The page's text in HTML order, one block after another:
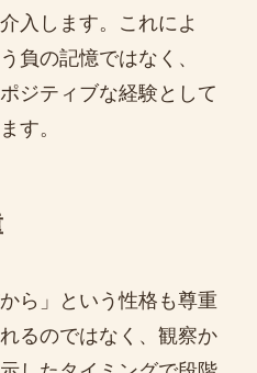
入します。これによ
負の記憶ではなく、
ジティブな経験として
す。
ら」という性格も尊重
るのではなく、観察か